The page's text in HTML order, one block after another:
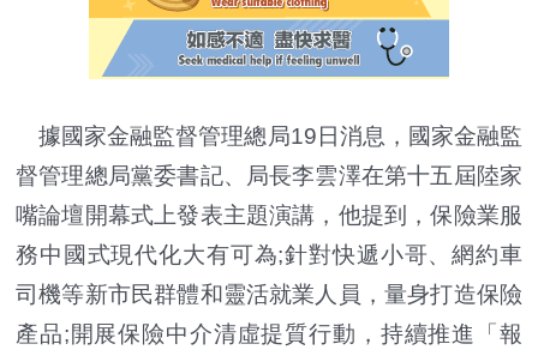
據國家金融監督管理總局19日消息，國家金融監
督管理總局黨委書記、局長李雲澤在第十五屆陸家
嘴論壇開幕式上發表主題演講，他提到，保險業服
務中國式現代化大有可為;針對快遞小哥、網約車
司機等新市民群體和靈活就業人員，量身打造保險
產品;開展保險中介清虛提質行動，持續推進「報